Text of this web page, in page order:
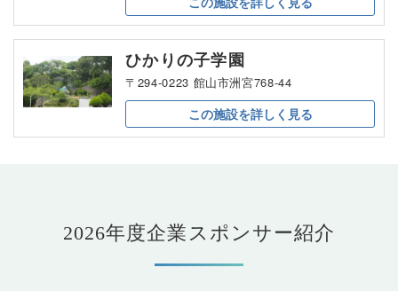
ひかりの子学園
〒294-0223 館山市洲宮768-44
この施設を詳しく見る
2026年度企業スポンサー紹介